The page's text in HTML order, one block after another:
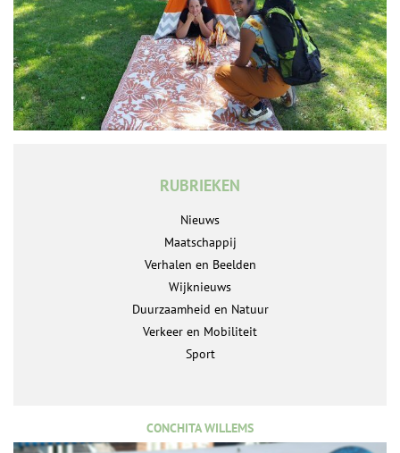
RUBRIEKEN
Nieuws
Maatschappij
Verhalen en Beelden
Wijknieuws
Duurzaamheid en Natuur
Verkeer en Mobiliteit
Sport
CONCHITA WILLEMS